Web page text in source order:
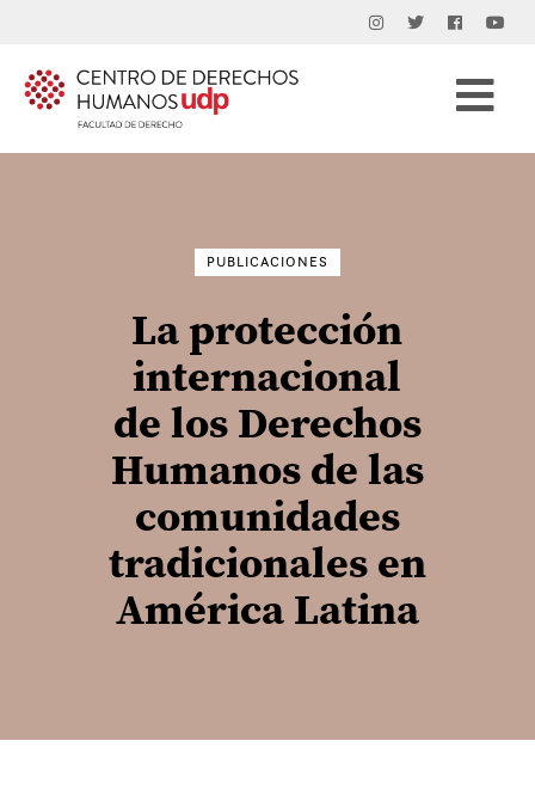
PUBLICACIONES
La protección
internacional
de los Derechos
Humanos de las
comunidades
tradicionales en
América Latina